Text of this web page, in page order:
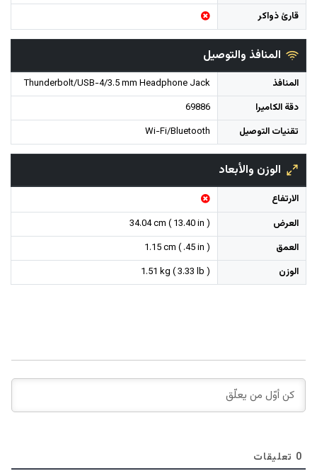
قارئ ذواكر
المنافذ والتوصيل
المنافذ
Thunderbolt/USB-4/3.5 mm Headphone Jack
دقة الكاميرا
69886
تقنيات التوصيل
Wi-Fi/Bluetooth
الوزن والأبعاد
الارتفاع
العرض
34.04 cm ( 13.40 in )
العمق
1.15 cm ( .45 in )
الوزن
1.51 kg ( 3.33 lb )
0 تعليقات